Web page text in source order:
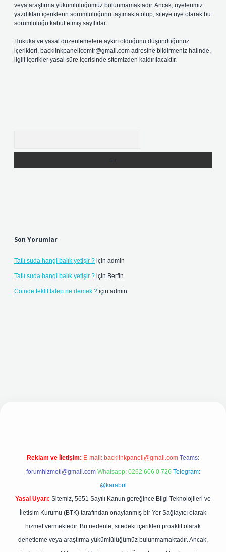
veya araştırma yükümlülüğümüz bulunmamaktadır. Ancak, üyelerimiz
yazdıkları içeriklerin sorumluluğunu taşımakta olup, siteye üye olarak bu
sorumluluğu kabul etmiş sayılırlar.
Hukuka ve yasal düzenlemelere aykırı olduğunu düşündüğünüz
içerikleri, backlinkpanelicomtr@gmail.com adresine bildirmeniz halinde,
ilgili içerikler yasal süre içerisinde sitemizden kaldırılacaktır.
Son Yorumlar
Tatlı suda hangi balık yetişir ? için admin
Tatlı suda hangi balık yetişir ? için Berfin
Coinde teklif talep ne demek ? için admin
Reklam ve İletişim: E-mail: backlinkpaneli@gmail.com Teams:
forumhizmeti@gmail.com Whatsapp: 0262 606 0 726 Telegram:
@karabul
Yasal Uyarı: Sitemiz, 5651 Sayılı Kanun gereğince Bilgi Teknolojileri ve
İletişim Kurumu (BTK) tarafından onaylanmış bir Yer Sağlayıcı olarak
hizmet vermektedir. Bu nedenle, sitedeki içerikleri proaktif olarak
denetleme veya araştırma yükümlülüğümüz bulunmamaktadır. Ancak,